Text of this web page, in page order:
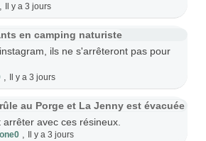
Il y a 3 jours
en camping naturiste
ils ne s'arrêteront pas pour
Il y a 3 jours
au Porge et La Jenny est évacuée
arrêter avec ces résineux.
Il y a 3 jours